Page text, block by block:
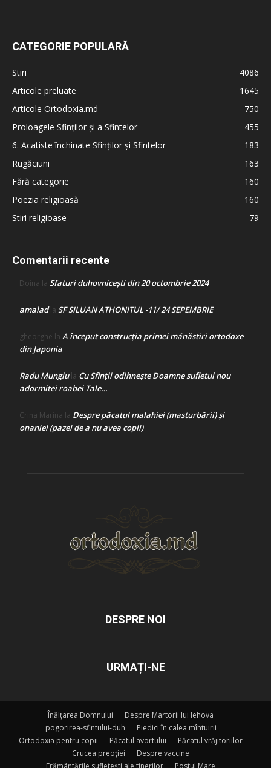
CATEGORIE POPULARĂ
Stiri
4086
Articole preluate
1645
Articole Ortodoxia.md
750
Proloagele Sfinților și a Sfintelor
455
6. Acatiste închinate Sfinților și Sfintelor
183
Rugăciuni
163
Fără categorie
160
Poezia religioasă
160
Stiri religioase
79
Comentarii recente
Doina la Sfaturi duhovnicești din 20 octombrie 2024
amaladla SF SILUAN ATHONITUL -11/ 24 SEPEMBRIE
gheorghe la A început construcţia primei mănăstiri ortodoxe
din Japonia
Radu Mungiula Cu Sfinții odihnește Doamne sufletul nou
adormitei roabei Tale…
Crina Marina la Despre păcatul malahiei (masturbării) şi
onaniei (pazei de a nu avea copii)
DESPRE NOI
URMAȚI-NE
Înălțarea Domnului
Despre Martorii lui Iehova
pogorirea-sfintului-duh
Piedici în calea mîntuirii
Ortodoxia pentru copii
Păcatul avortului
Păcatul vrăjitoriilor
Crucea preoției
Despre vaccine